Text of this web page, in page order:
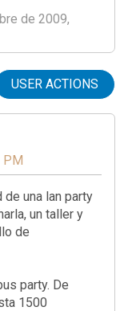
de 2009,
USER ACTIONS
PM
una lan party
un taller y
de
party. De
1500